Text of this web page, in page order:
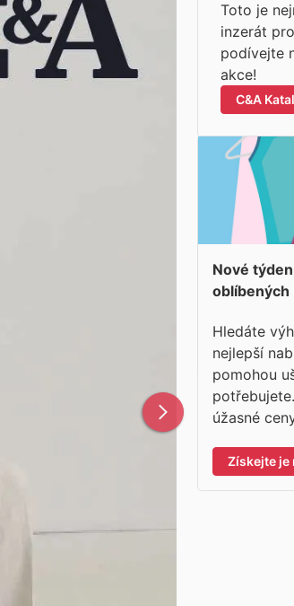
Toto je
inzerát
podívejte
akce!
C&A
Nové
oblíbených
Hledáte
nejlepší
pomohou
úžasné
Získejte je